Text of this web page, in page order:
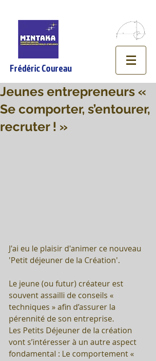
Frédéric Coureau
Jeunes entrepreneurs «
Se comporter, s’entourer,
recruter ! »
J'ai eu le plaisir d'animer ce nouveau
'Petit déjeuner de la Création'.
Le jeune (ou futur) créateur est
souvent assailli de conseils «
techniques » afin d’assurer la
pérennité de son entreprise.
Les Petits Déjeuner de la création
vont s’intéresser à un autre aspect
fondamental : Le comportement «